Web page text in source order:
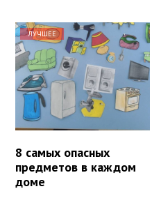
ЛУЧШЕЕ
8 самых опасных
предметов в каждом
доме